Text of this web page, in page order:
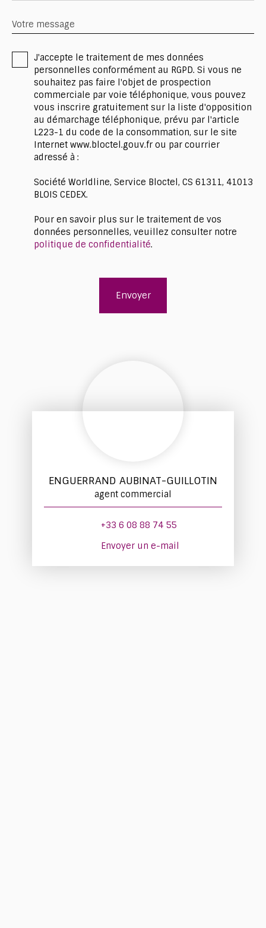
Votre message
J'accepte le traitement de mes données
personnelles conformément au RGPD. Si vous ne
souhaitez pas faire l'objet de prospection
commerciale par voie téléphonique, vous pouvez
vous inscrire gratuitement sur la liste d'opposition
au démarchage téléphonique, prévu par l'article
L223-1 du code de la consommation, sur le site
Internet www.bloctel.gouv.fr ou par courrier
adressé à :
Société Worldline, Service Bloctel, CS 61311, 41013
BLOIS CEDEX.
Pour en savoir plus sur le traitement de vos
données personnelles, veuillez consulter notre
politique de confidentialité.
Envoyer
ENGUERRAND AUBINAT-GUILLOTIN
agent commercial
+33 6 08 88 74 55
Envoyer un e-mail